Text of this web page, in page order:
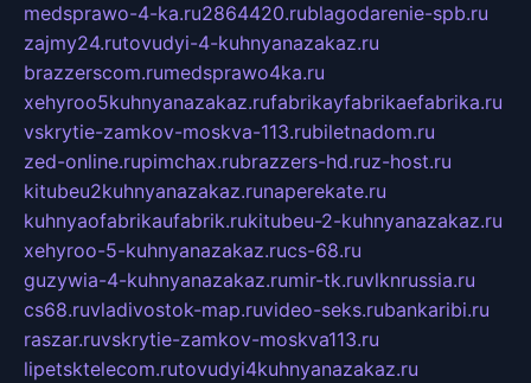
medsprawo-4-ka.ru2864420.rublagodarenie-spb.ru
zajmy24.rutovudyi-4-kuhnyanazakaz.ru
brazzerscom.rumedsprawo4ka.ru
xehyroo5kuhnyanazakaz.rufabrikayfabrikaefabrika.ru
vskrytie-zamkov-moskva-113.rubiletnadom.ru
zed-online.rupimchax.rubrazzers-hd.ruz-host.ru
kitubeu2kuhnyanazakaz.runaperekate.ru
kuhnyaofabrikaufabrik.rukitubeu-2-kuhnyanazakaz.ru
xehyroo-5-kuhnyanazakaz.rucs-68.ru
guzywia-4-kuhnyanazakaz.rumir-tk.ruvlknrussia.ru
cs68.ruvladivostok-map.ruvideo-seks.rubankaribi.ru
raszar.ruvskrytie-zamkov-moskva113.ru
lipetsktelecom.rutovudyi4kuhnyanazakaz.ru